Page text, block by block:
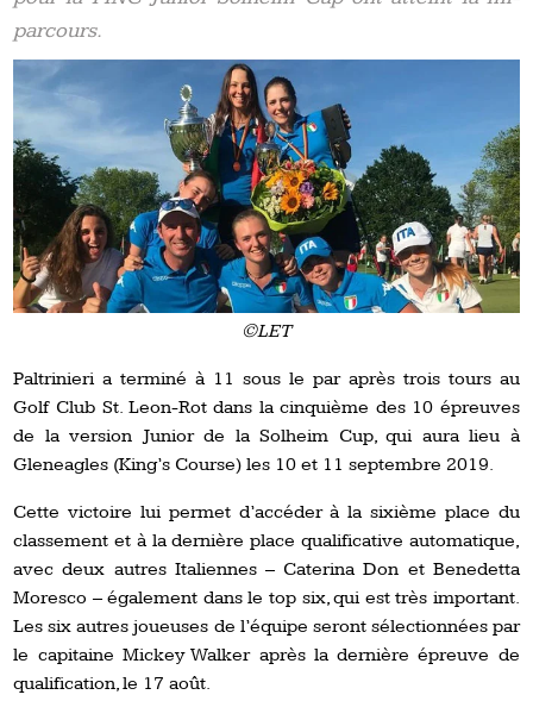
parcours.
©LET
Paltrinieri a terminé à 11 sous le par après trois tours au
Golf Club St. Leon-Rot dans la cinquième des 10 épreuves
de la version Junior de la Solheim Cup, qui aura lieu à
Gleneagles (King’s Course) les 10 et 11 septembre 2019.
Cette victoire lui permet d’accéder à la sixième place du
classement et à la dernière place qualificative automatique,
avec deux autres Italiennes – Caterina Don et Benedetta
Moresco – également dans le top six, qui est très important.
Les six autres joueuses de l’équipe seront sélectionnées par
le capitaine Mickey Walker après la dernière épreuve de
qualification, le 17 août.